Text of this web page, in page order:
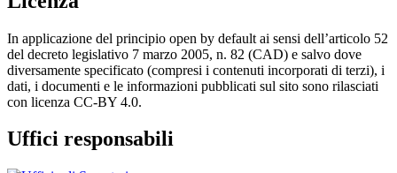
In applicazione del principio open by default ai sensi dell’articolo 52
del decreto legislativo 7 marzo 2005, n. 82 (CAD) e salvo dove
diversamente specificato (compresi i contenuti incorporati di terzi), i
dati, i documenti e le informazioni pubblicati sul sito sono rilasciati
con licenza CC-BY 4.0.
Uffici responsabili